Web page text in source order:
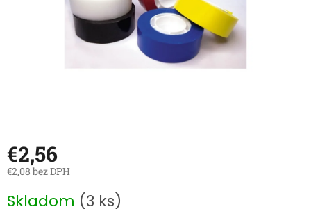
€2,56
€2,08 bez DPH
cena:
Skladom (3 ks)